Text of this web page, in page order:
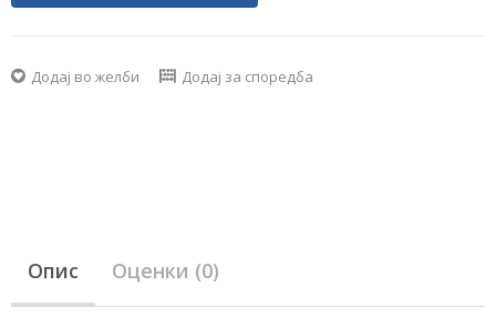
Додај во желби Додај за споредба
Опис Оценки (0)